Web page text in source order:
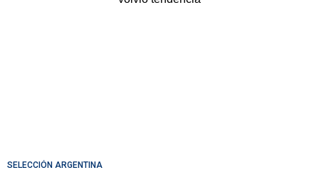
SELECCIÓN ARGENTINA